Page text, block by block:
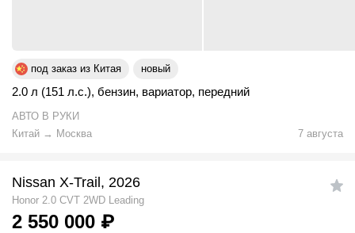
под заказ из Китая новый
2.0 л (151 л.с.), бензин, вариатор, передний
АВТО В РУКИ
Китай → Москва 7 августа
Nissan X-Trail, 2026
Honor 2.0 CVT 2WD Leading
2 550 000 ₽